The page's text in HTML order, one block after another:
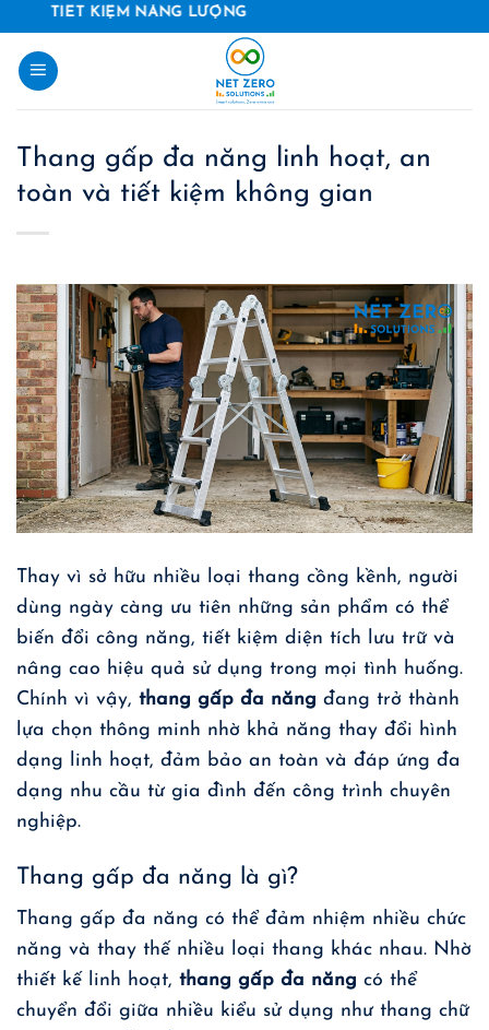
content
LƯỢNG
Thang gấp đa năng linh hoạt, an
toàn và tiết kiệm không gian
Thay vì sở hữu nhiều loại thang cồng kềnh, người
dùng ngày càng ưu tiên những sản phẩm có thể
biến đổi công năng, tiết kiệm diện tích lưu trữ và
nâng cao hiệu quả sử dụng trong mọi tình huống.
Chính vì vậy, thang gấp đa năng đang trở thành
lựa chọn thông minh nhờ khả năng thay đổi hình
dạng linh hoạt, đảm bảo an toàn và đáp ứng đa
dạng nhu cầu từ gia đình đến công trình chuyên
nghiệp.
Thang gấp đa năng là gì?
Thang gấp đa năng có thể đảm nhiệm nhiều chức
năng và thay thế nhiều loại thang khác nhau. Nhờ
thiết kế linh hoạt, thang gấp đa năng có thể
chuyển đổi giữa nhiều kiểu sử dụng như thang chữ